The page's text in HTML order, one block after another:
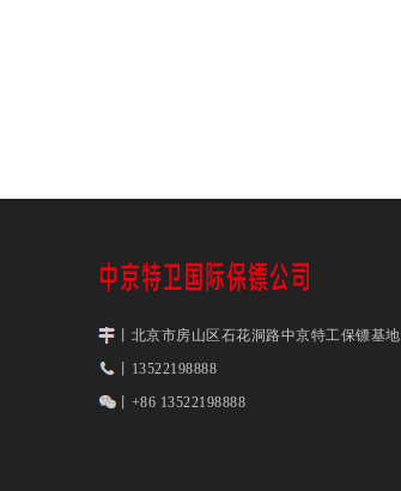
丨北京市房山区石花洞路中京特工保镖基地
丨13522198888
丨+86 13522198888